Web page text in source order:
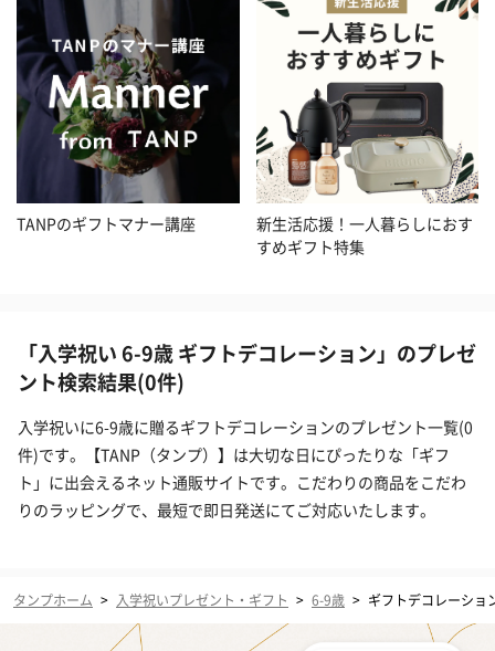
TANPのギフトマナー講座
新生活応援！一人暮らしにおす
すめギフト特集
「入学祝い 6-9歳 ギフトデコレーション」のプレゼ
ント検索結果(0件)
入学祝いに6-9歳に贈るギフトデコレーションのプレゼント一覧(0
件)です。【TANP（タンプ）】は大切な日にぴったりな「ギフ
ト」に出会えるネット通販サイトです。こだわりの商品をこだわ
りのラッピングで、最短で即日発送にてご対応いたします。
タンプホーム > 入学祝いプレゼント・ギフト > 6-9歳 > ギフトデコレーショ